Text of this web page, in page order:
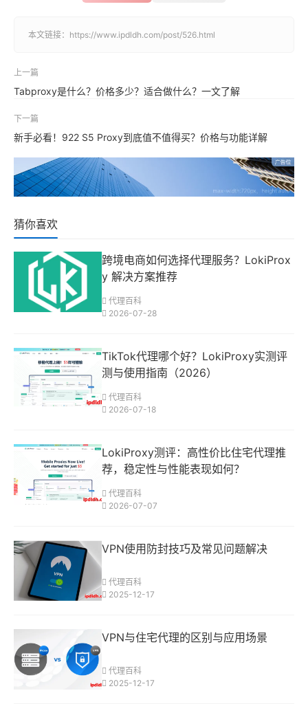
本文链接： https://www.ipdldh.com/post/526.html
上一篇
Tabproxy是什么？价格多少？适合做什么？一文了解
下一篇
新手必看！922 S5 Proxy到底值不值得买？价格与功能详解
猜你喜欢
跨境电商如何选择代理服务？LokiProx
y 解决方案推荐
代理百科
2026-07-28
TikTok代理哪个好？LokiProxy实测评
测与使用指南（2026）
代理百科
2026-07-18
LokiProxy测评：高性价比住宅代理推
荐，稳定性与性能表现如何？
代理百科
2026-07-07
VPN使用防封技巧及常见问题解决
代理百科
2025-12-17
VPN与住宅代理的区别与应用场景
代理百科
2025-12-17